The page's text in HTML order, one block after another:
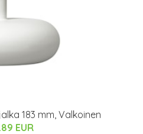
183 mm, Valkoinen
EUR